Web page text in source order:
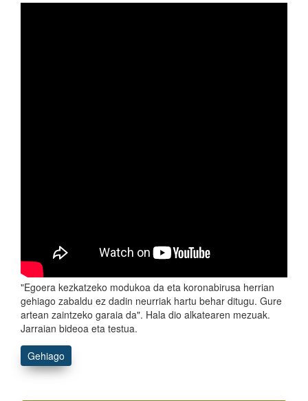
"Egoera kezkatzeko modukoa da eta koronabirusa herrian
gehiago zabaldu ez dadin neurriak hartu behar ditugu. Gure
artean zaintzeko garaia da". Hala dio alkatearen mezuak.
Jarraian bideoa eta testua.
Gehiago